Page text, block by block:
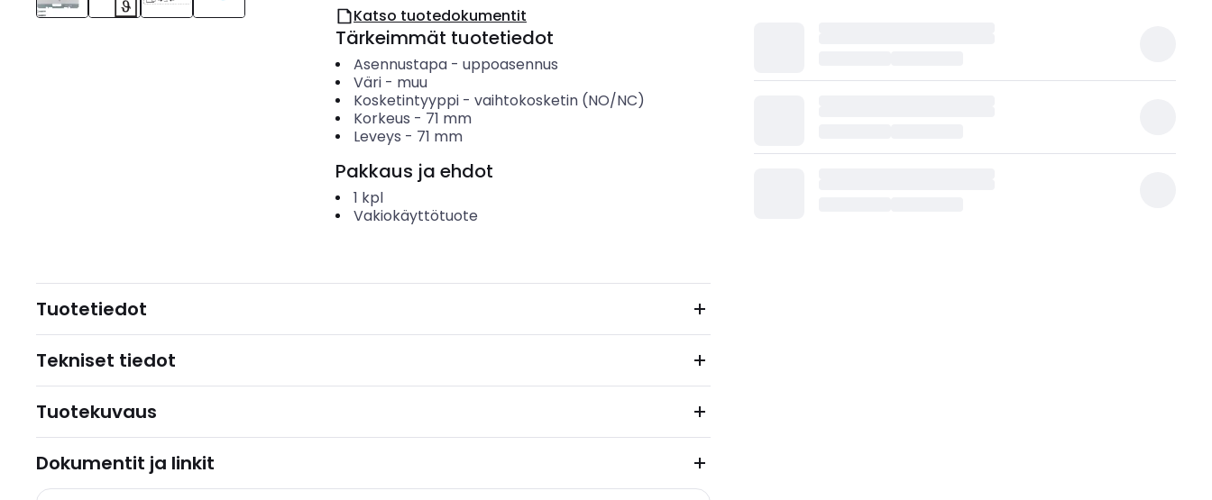
Katso tuotedokumentit
Tärkeimmät tuotetiedot
Asennustapa- uppoasennus
Väri- muu
Kosketintyyppi- vaihtokosketin (NO/NC)
Korkeus - 71 mm
Leveys - 71 mm
Pakkaus ja ehdot
1 kpl
Vakiokäyttötuote
Tuotetiedot
Tekniset tiedot
Tuotekuvaus
Dokumentit ja linkit